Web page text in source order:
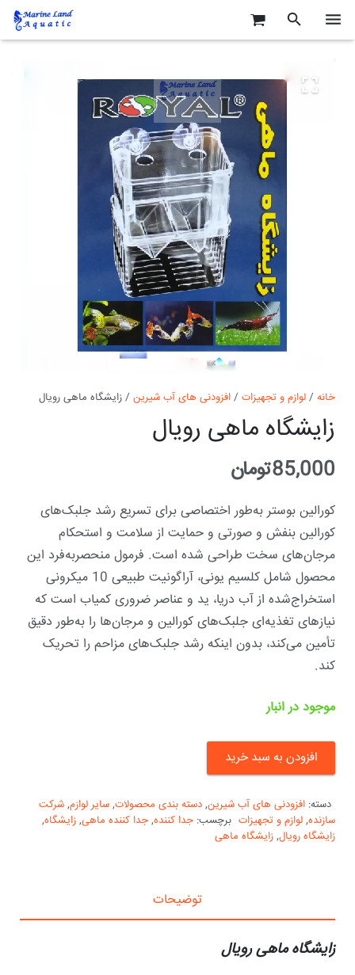
خانه
آبزیان آب شور
آبزیان آب شیرین
لوازم و تجهیزات
مقالات آموزشی
خانه / لوازم و تجهیزات / افزودنی های آب شیرین / زایشگاه ماهی رویال
زایشگاه ماهی رویال
85,000تومان
کورالین بوستر به‌طور اختصاصی برای تسریع رشد جلبک‌های
کورالین بنفش و صورتی و حمایت از سلامت و استحکام
مرجان‌های سخت طراحی شده است. فرمول منحصربه‌فرد این
محصول شامل کلسیم یونی، آراگونیت طبیعی 10 میکرونی
استخراج‌شده از آب دریا، ید و عناصر ضروری کمیاب است که
نیازهای تغذیه‌ای جلبک‌های کورالین و مرجان‌ها را به‌طور دقیق
تأمین می‌کند، بدون اینکه رشد جلبک‌های مزاحم را تحریک
کند.
موجود در انبار
افزودن به سبد خرید
دسته: افزودنی های آب شیرین, دسته بندی محصولات, سایر لوازم, شرکت
سازنده, لوازم و تجهیزات برچسب: جدا کننده, جدا کننده ماهی, زایشگاه,
زایشگاه رویال, زایشگاه ماهی
توضیحات
زایشگاه ماهی رویال